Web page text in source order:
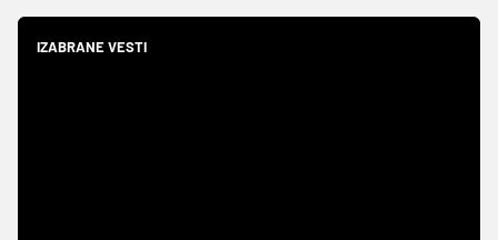
IZABRANE VESTI